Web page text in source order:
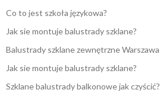
Co to jest szkoła językowa?
Jak sie montuje balustrady szklane?
Balustrady szklane zewnętrzne Warszawa
Jak sie montuje balustrady szklane?
Szklane balustrady balkonowe jak czyścić?